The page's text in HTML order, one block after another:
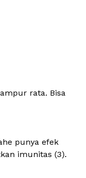
rata. Bisa
punya efek
imunitas (3).